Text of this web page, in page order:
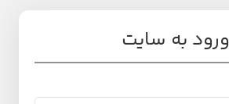
ورود به سایت